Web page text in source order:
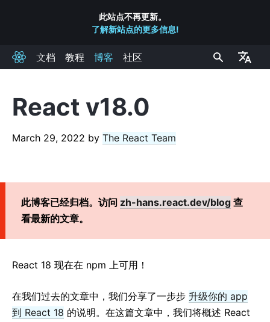
此站点不再更新。
了解新站点的更多信息!
React文档 教程 博客 社区
React v18.0
March 29, 2022 by The React Team
此博客已经归档。访问 zh-hans.react.dev/blog 查
看最新的文章。
React 18 现在在 npm 上可用！
在我们过去的文章中，我们分享了一步步 升级你的 app
到 React 18 的说明。在这篇文章中，我们将概述 React
RECENT POSTS
React 实验室: 我们都在研究什么 – 2022 六月
React 18 发布计划
介绍 Zero-Bundle-Size 的 React 服务端组件
React v17.0
介绍全新的 JSX 转换
React v16.13.0
All posts ...